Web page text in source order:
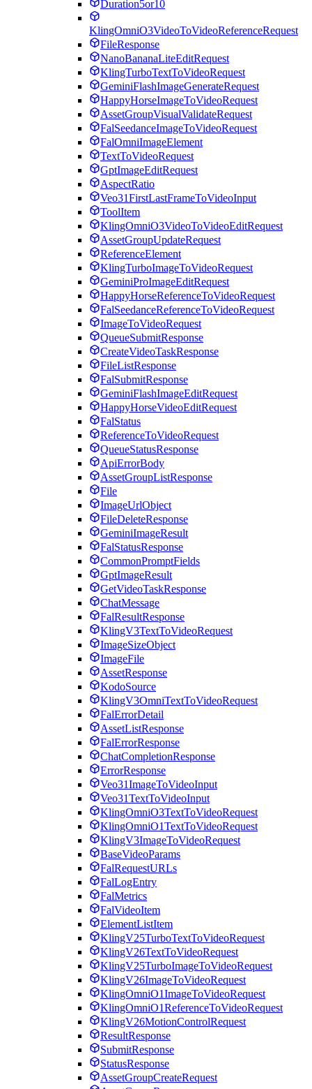
Duration5or10
KlingOmniO3VideoToVideoReferenceRequest
FileResponse
NanoBananaLiteEditRequest
KlingTurboTextToVideoRequest
GeminiFlashImageGenerateRequest
HappyHorseImageToVideoRequest
AssetGroupVisualValidateRequest
FalSeedanceImageToVideoRequest
FalOmniImageElement
TextToVideoRequest
GptImageEditRequest
AspectRatio
Veo31FirstLastFrameToVideoInput
ToolItem
KlingOmniO3VideoToVideoEditRequest
AssetGroupUpdateRequest
ReferenceElement
KlingTurboImageToVideoRequest
GeminiProImageEditRequest
HappyHorseReferenceToVideoRequest
FalSeedanceReferenceToVideoRequest
ImageToVideoRequest
QueueSubmitResponse
CreateVideoTaskResponse
FileListResponse
FalSubmitResponse
GeminiFlashImageEditRequest
HappyHorseVideoEditRequest
FalStatus
ReferenceToVideoRequest
QueueStatusResponse
ApiErrorBody
AssetGroupListResponse
File
ImageUrlObject
FileDeleteResponse
GeminiImageResult
FalStatusResponse
CommonPromptFields
GptImageResult
GetVideoTaskResponse
ChatMessage
FalResultResponse
KlingV3TextToVideoRequest
ImageSizeObject
ImageFile
AssetResponse
KodoSource
KlingV3OmniTextToVideoRequest
FalErrorDetail
AssetListResponse
FalErrorResponse
ChatCompletionResponse
ErrorResponse
Veo31ImageToVideoInput
Veo31TextToVideoInput
KlingOmniO3TextToVideoRequest
KlingOmniO1TextToVideoRequest
KlingV3ImageToVideoRequest
BaseVideoParams
FalRequestURLs
FalLogEntry
FalMetrics
FalVideoItem
ElementListItem
KlingV25TurboTextToVideoRequest
KlingV26TextToVideoRequest
KlingV25TurboImageToVideoRequest
KlingV26ImageToVideoRequest
KlingOmniO1ImageToVideoRequest
KlingOmniO1ReferenceToVideoRequest
KlingV26MotionControlRequest
ResultResponse
SubmitResponse
StatusResponse
AssetGroupCreateRequest